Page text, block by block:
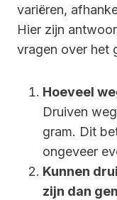
variëren,
Hier zijn
vragen over het
Hoeveel
Druiven
gram. Dit
ongeveer
Kunnen
zijn dan